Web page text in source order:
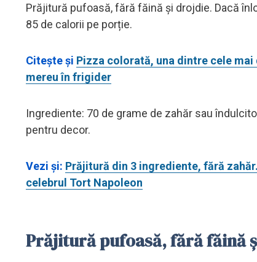
Prăjitură pufoasă, fără făină și drojdie. Dacă
85 de calorii pe porție.
Citește și Pizza colorată, una dintre cele
mereu în frigider
Ingrediente: 70 de grame de zahăr sau
pentru decor.
Vezi și: Prăjitură din 3 ingrediente, fără
celebrul Tort Napoleon
Prăjitură pufoasă, fără făină